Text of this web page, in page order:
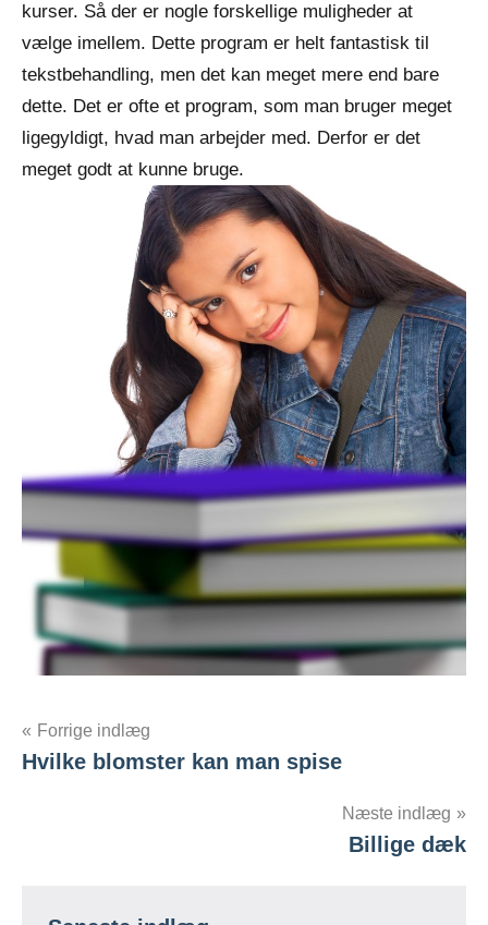
kurser. Så der er nogle forskellige muligheder at
vælge imellem. Dette program er helt fantastisk til
tekstbehandling, men det kan meget mere end bare
dette. Det er ofte et program, som man bruger meget
ligegyldigt, hvad man arbejder med. Derfor er det
meget godt at kunne bruge.
Indlægsnavigation
Forrige indlæg
Hvilke blomster kan man spise
Næste indlæg
Billige dæk